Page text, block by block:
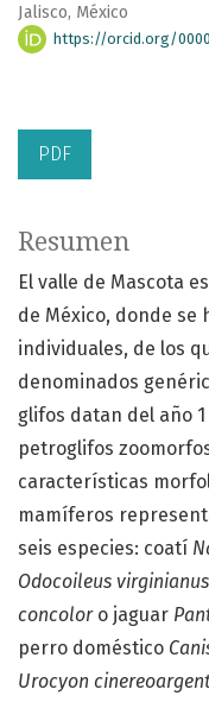
Jalisco, México
https://orcid.org/
PDF
Resumen
El valle de Mascota
de México, donde se
individuales, de los
denominados
glifos datan del año 1
petroglifos
características
mamíferos
seis especies: coatí
Odocoileus virginianus
concoloro jaguar
perro doméstico
Urocyon